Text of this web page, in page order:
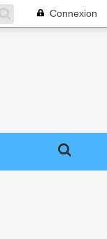
Connexion